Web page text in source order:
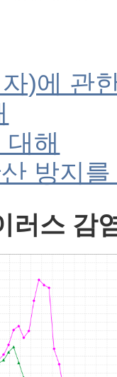
)에 관
해
방지
러스 감